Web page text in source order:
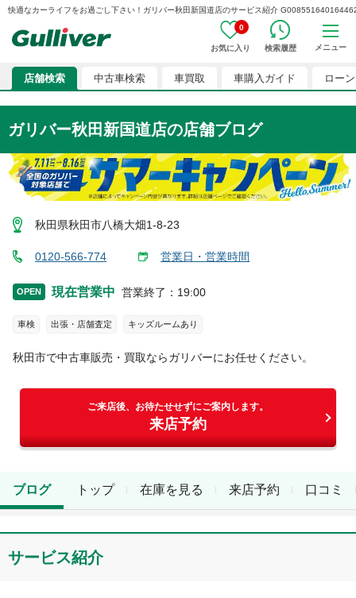
快適なカーライフをお過ごし下さい！ガリバー秋田新国道店のサービス紹介
0
お気に入り 検索履歴 メニュー
店舗検索 中古車検索 車買取 車購入ガイド ローン
ガリバー秋田新国道店の店舗ブログ
秋田県秋田市八橋大畑1-8-23
0120-566-774 営業日・営業時間
OPEN 現在営業中 営業終了 ： 19:00
車検 出張・店舗査定 キッズルームあり
秋田市で中古車販売・買取ならガリバーにお任せください。
ご来店後、お待たせせずにご案内します。
来店予約
トップ 在庫を見る 来店予約 口コミ
ブログ
サービス紹介